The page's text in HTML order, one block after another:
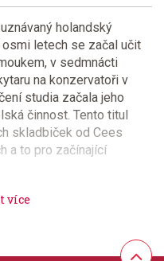
holandský
osmi letech se začal učit
v sedmnácti
na konzervatoři v
studia začala jeho
činnost. Tento titul
skladbiček od Cees
a to pro začínající